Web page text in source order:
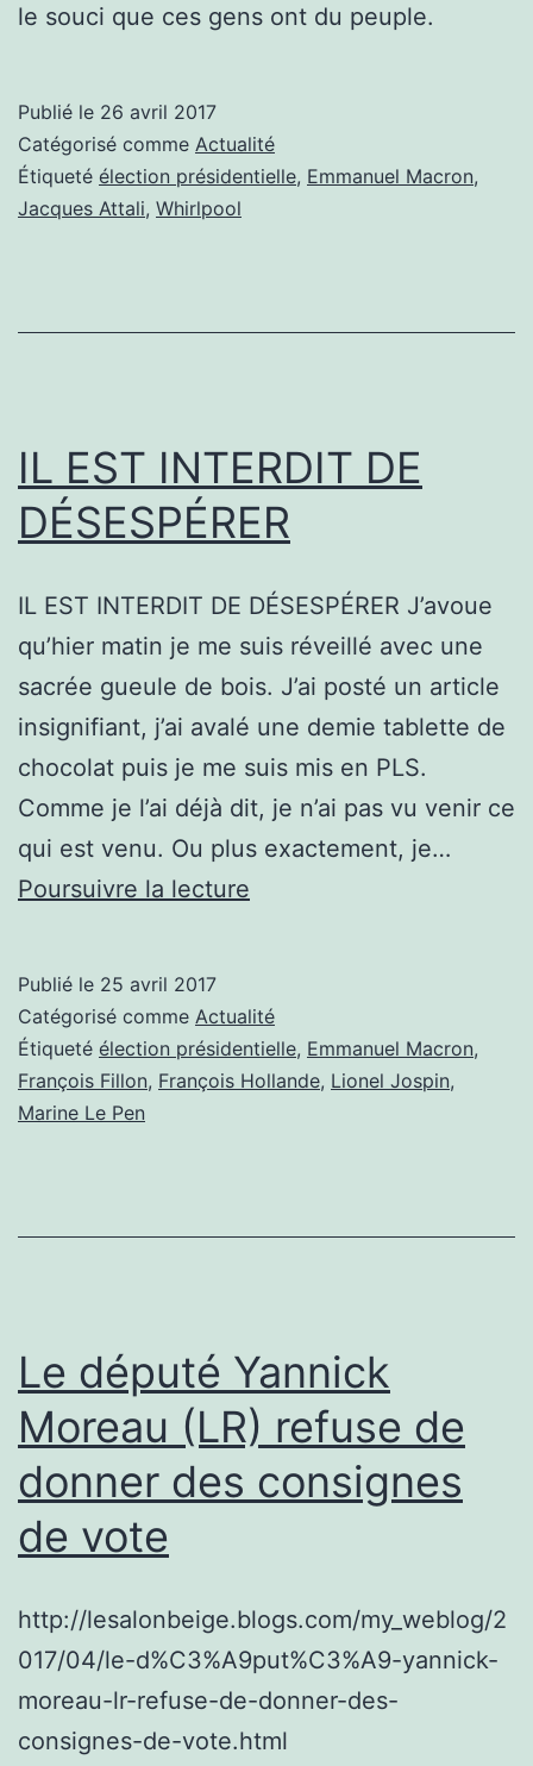
le souci que ces gens ont du peuple.
Publié le 26 avril 2017
Catégorisé comme Actualité
Étiqueté élection présidentielle, Emmanuel Macron,
Jacques Attali, Whirlpool
IL EST INTERDIT DE
DÉSESPÉRER
IL EST INTERDIT DE DÉSESPÉRER J’avoue
qu’hier matin je me suis réveillé avec une
sacrée gueule de bois. J’ai posté un article
insignifiant, j’ai avalé une demie tablette de
chocolat puis je me suis mis en PLS.
Comme je l’ai déjà dit, je n’ai pas vu venir ce
qui est venu. Ou plus exactement, je…
Poursuivre la lecture
DE
DÉSESPÉRER
Publié le 25 avril 2017
Catégorisé comme Actualité
Étiqueté élection présidentielle, Emmanuel Macron,
François Fillon, François Hollande, Lionel Jospin,
Marine Le Pen
Le député Yannick
Moreau (LR) refuse de
donner des consignes
de vote
http://lesalonbeige.blogs.com/my_weblog/2
017/04/le-d%C3%A9put%C3%A9-yannick-
moreau-lr-refuse-de-donner-des-
consignes-de-vote.html